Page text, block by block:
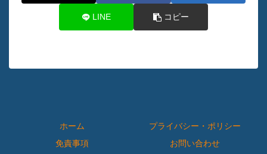
LINE コピー
ホーム
プライバシー・ポリシー
免責事項
お問い合わせ